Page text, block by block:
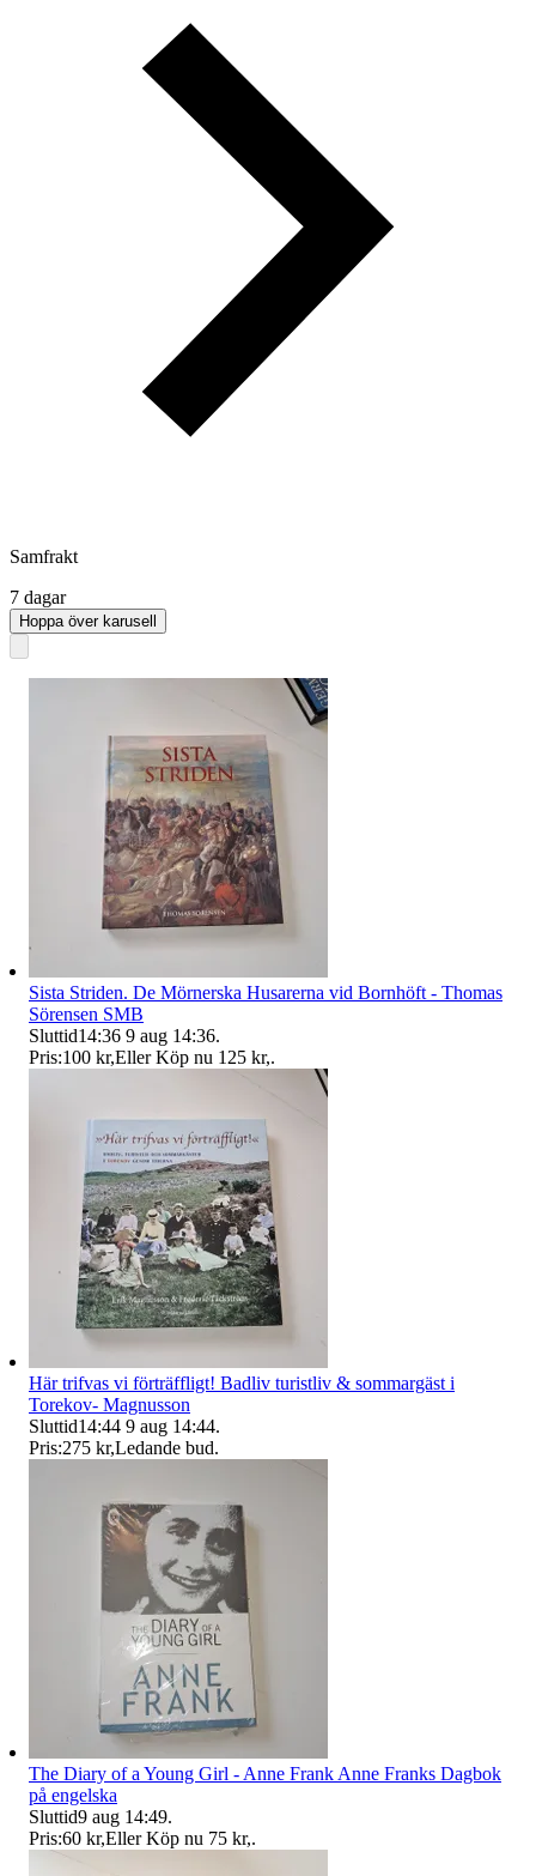
Samfrakt
7 dagar
Hoppa över karusell
Sista Striden. De Mörnerska Husarerna vid Bornhöft - Thomas
Sörensen SMB
Sluttid14:36 9 aug 14:36.
Pris:100 kr,Eller Köp nu 125 kr,.
Här trifvas vi förträffligt! Badliv turistliv & sommargäst i
Torekov- Magnusson
Sluttid14:44 9 aug 14:44.
Pris:275 kr,Ledande bud.
The Diary of a Young Girl - Anne Frank Anne Franks Dagbok
på engelska
Sluttid9 aug 14:49.
Pris:60 kr,Eller Köp nu 75 kr,.